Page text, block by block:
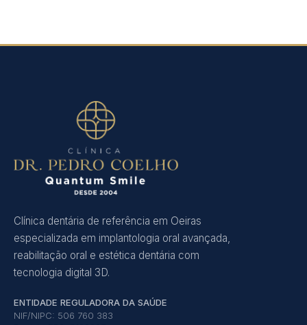
Clínica dentária de referência em Oeiras
especializada em implantologia oral avançada,
reabilitação oral e estética dentária com
tecnologia digital 3D.
ENTIDADE REGULADORA DA SAÚDE
NIF/NIPC: 506 760 383